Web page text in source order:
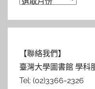
【聯絡我們】
臺灣大學圖書館 學科
Tel: (02)3366-2326